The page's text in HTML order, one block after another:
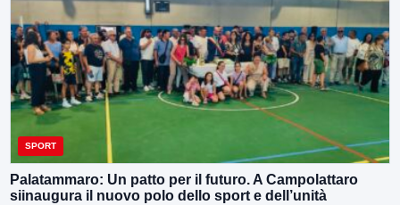
SPORT
Palatammaro: Un patto per il futuro. A Campolattaro
siinaugura il nuovo polo dello sport e dell’unità